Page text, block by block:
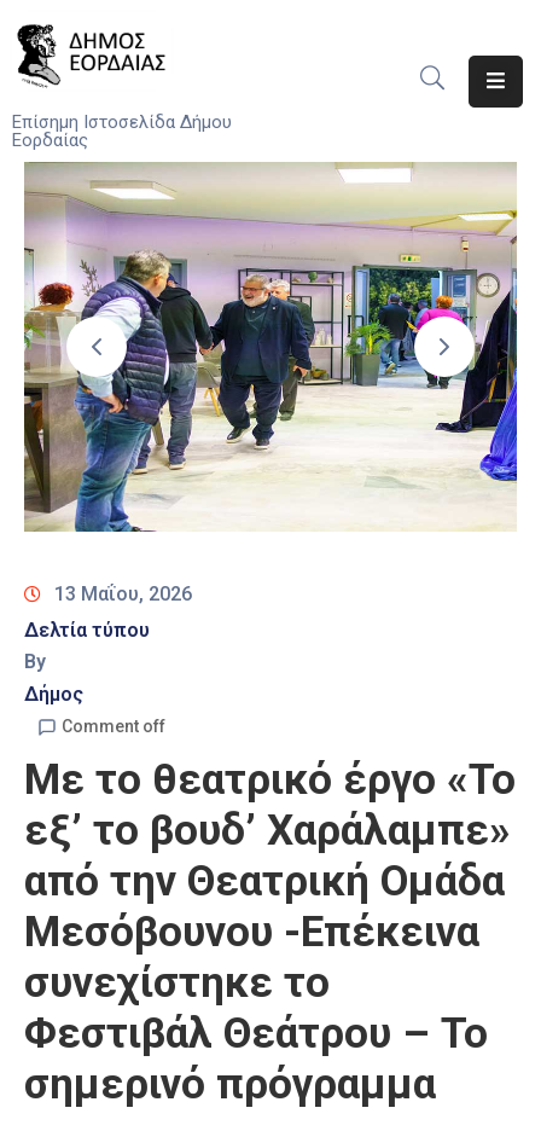
Επίσημη Ιστοσελίδα Δήμου
Εορδαίας
Ο
Δήμος
Νέα
Υπηρεσίες
Του
Δήμου
Προσκλήσεις
Αποφάσεις
Τηλέφωνα
13 Μαΐου, 2026
Δελτία τύπου
By
Δήμος
Comment off
Με το θεατρικό έργο «Το
εξ’ το βουδ’ Χαράλαμπε»
από την Θεατρική Ομάδα
Μεσόβουνου -Επέκεινα
συνεχίστηκε το
Φεστιβάλ Θεάτρου – Το
σημερινό πρόγραμμα